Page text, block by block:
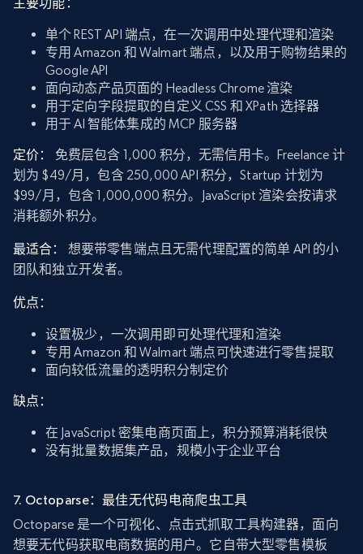
单个 REST API 端点，在一次调用中处理代理和渲染
专用 Amazon 和 Walmart 端点，以及用于购物结果的
Google API
面向动态产品页面的 Headless Chrome 渲染
用于定向字段提取的自定义 CSS 和 XPath 选择器
用于 AI 智能体集成的 MCP 服务器
定价：
免费层包含 1,000 积分，无需信用卡。Freelance 计
划为 $49/月，包含 250,000 API 积分，Startup 计划为
$99/月，包含 1,000,000 积分。JavaScript 渲染会按请求
消耗额外积分。
最适合：
想要带零售端点且无需代理配置的简单 API 的小
团队和独立开发者。
优点：
设置极少，一次调用即可处理代理和渲染
专用 Amazon 和 Walmart 端点可快速进行零售提取
面向较低流量的透明积分制定价
缺点：
在 JavaScript 密集电商页面上，积分预算消耗很快
没有批量数据集产品，规模小于企业平台
7. Octoparse：最佳无代码电商爬虫工具
Octoparse 是一个可视化、点击式抓取工具构建器，面向
想要无代码获取电商数据的用户。它自带大型零售模板